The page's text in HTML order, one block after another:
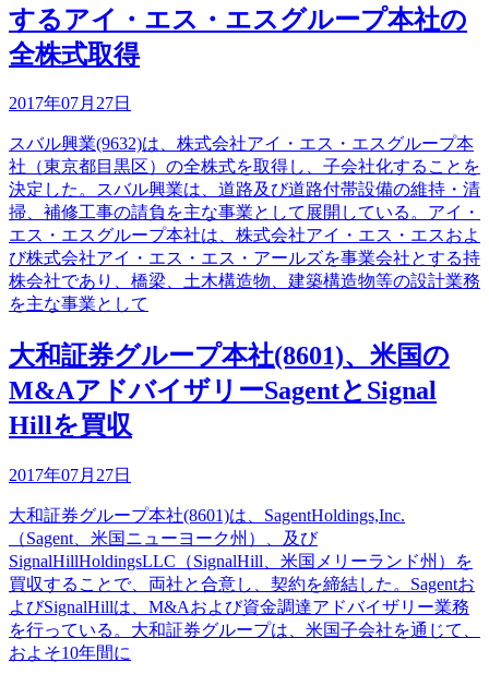
するアイ・エス・エスグループ本社の
全株式取得
2017年07月27日
スバル興業(9632)は、株式会社アイ・エス・エスグループ本
社（東京都目黒区）の全株式を取得し、子会社化することを
決定した。スバル興業は、道路及び道路付帯設備の維持・清
掃、補修工事の請負を主な事業として展開している。アイ・
エス・エスグループ本社は、株式会社アイ・エス・エスおよ
び株式会社アイ・エス・エス・アールズを事業会社とする持
株会社であり、橋梁、土木構造物、建築構造物等の設計業務
を主な事業として
大和証券グループ本社(8601)、米国の
M&AアドバイザリーSagentとSignal
Hillを買収
2017年07月27日
大和証券グループ本社(8601)は、SagentHoldings,Inc.
（Sagent、米国ニューヨーク州）、及び
SignalHillHoldingsLLC（SignalHill、米国メリーランド州）を
買収することで、両社と合意し、契約を締結した。Sagentお
よびSignalHillは、M&Aおよび資金調達アドバイザリー業務
を行っている。大和証券グループは、米国子会社を通じて、
およそ10年間に